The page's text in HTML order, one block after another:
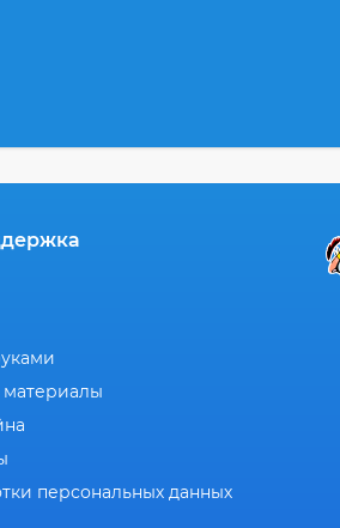
персональных данных